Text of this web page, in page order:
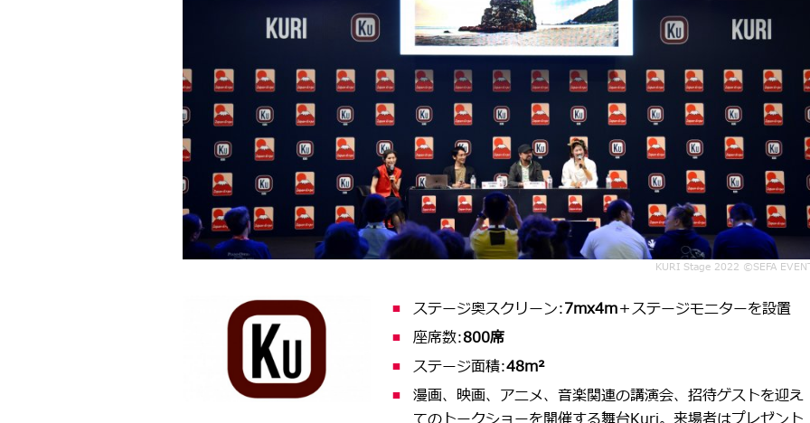
KURI Stage 2022 ©SEFA
ステージ奥スクリーン:7mx4m＋ステージモニターを設置
座席数:800席
ステージ面積:48m²
漫画、映画、アニメ、音楽関連の講演会、招待ゲストを迎え